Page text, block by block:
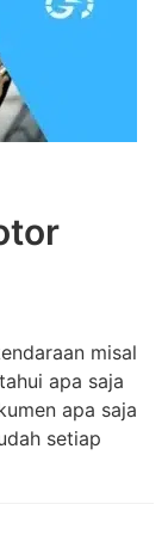
misal
apa saja
apa saja
setiap